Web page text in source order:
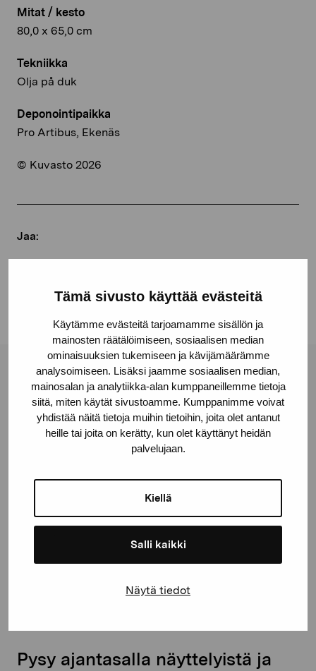
Tämä sivusto käyttää evästeitä
Käytämme evästeitä tarjoamamme sisällön ja
mainosten räätälöimiseen, sosiaalisen median
ominaisuuksien tukemiseen ja kävijämäärämme
analysoimiseen. Lisäksi jaamme sosiaalisen median,
mainosalan ja analytiikka-alan kumppaneillemme tietoja
siitä, miten käytät sivustoamme. Kumppanimme voivat
yhdistää näitä tietoja muihin tietoihin, joita olet antanut
heille tai joita on kerätty, kun olet käyttänyt heidän
palvelujaan.
Kiellä
Salli kaikki
Näytä tiedot
Mitat / kesto
80,0 x 65,0 cm
Tekniikka
Olja på duk
Deponointipaikka
Pro Artibus, Ekenäs
© Kuvasto 2026
Jaa:
Facebook
Pro Artibus -säätiö
Kustaa Vaasan katu 11
+358 (0)50 371 6339
Ota yhteyttä
Pysy ajantasalla näyttelyistä ja